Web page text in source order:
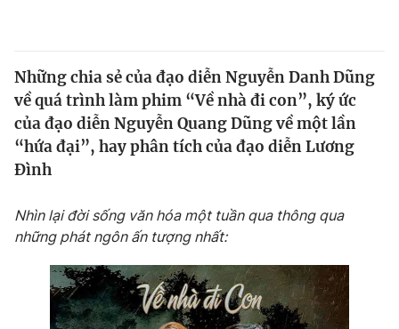
Y tế
Thế giới
Tin tức
Thế giới đó đây
Câu chuyện quốc tế
Tài chính
Thị trường
Góc doanh nghiệp
Dữ liệu và đời sống
Truyền hình
Giáo dục
Những chia sẻ của đạo diễn Nguyễn Danh Dũng
về quá trình làm phim “Về nhà đi con”, ký ức
của đạo diễn Nguyễn Quang Dũng về một lần
“hứa đại”, hay phân tích của đạo diễn Lương
Đình
Nhìn lại đời sống văn hóa một tuần qua thông qua
những phát ngôn ấn tượng nhất: